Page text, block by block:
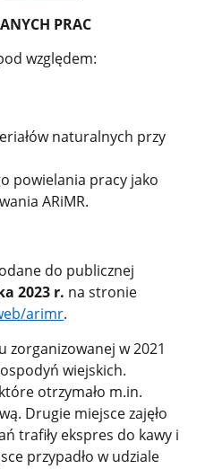
PRAC
względem:
naturalnych przy
powielania pracy jako
ARiMR.
do publicznej
2023 r. na stronie
arimr.
zorganizowanej w 2021
wiejskich.
otrzymało m.in.
Drugie miejsce zajęło
trafiły ekspres do kawy i
przypadło w udziale